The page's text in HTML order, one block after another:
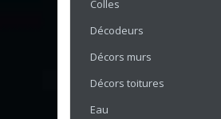
Colles
Décodeurs
Décors murs
Décors toitures
Eau